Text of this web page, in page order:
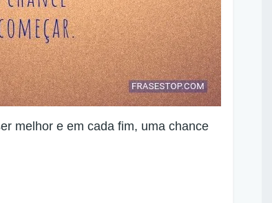
melhor e em cada fim, uma chance